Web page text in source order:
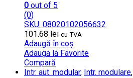
0 out of 5
(0)
SKU: 08020102056632
101.68 lei cu TVA
Adaugă în coș
Adauga la Favorite
Compară
Intr. aut. modular, Intr. modulare,